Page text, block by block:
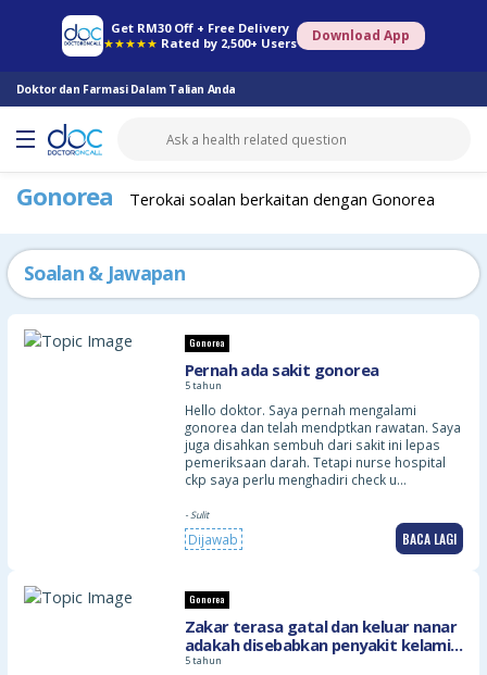
Get RM30 Off + Free Delivery
★★★★★ Rated by 2,500+ Users Download App
Doktor dan Farmasi Dalam Talian Anda
Farmasi Online Konsult Doktor Saringan Kesihatan Konsult Pakar
Gonorea Terokai soalan berkaitan dengan Gonorea
Soalan & Jawapan
Gonorea
Pernah ada sakit gonorea
5 tahun
Hello doktor. Saya pernah mengalami
gonorea dan telah mendptkan rawatan. Saya
juga disahkan sembuh dari sakit ini lepas
pemeriksaan darah. Tetapi nurse hospital
ckp saya perlu menghadiri check u…
- Sulit
Dijawab BACA LAGI
Gonorea
Zakar terasa gatal dan keluar nanar
adakah disebabkan penyakit kelamin
atau jangkitan kuman?
5 tahun